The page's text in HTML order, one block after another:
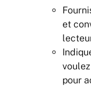
et
pour